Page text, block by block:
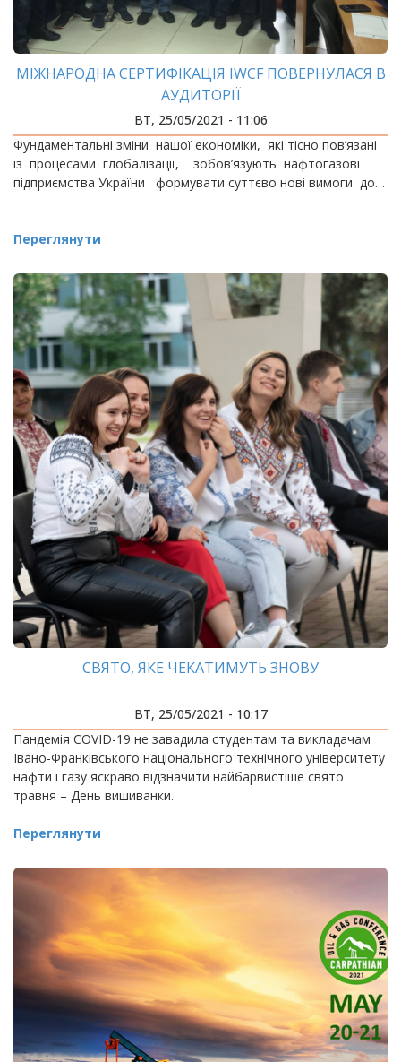
МІЖНАРОДНА СЕРТИФІКАЦІЯ IWCF ПОВЕРНУЛАСЯ В
АУДИТОРІЇ
ВТ, 25/05/2021 - 11:06
Фундаментальні зміни нашої економіки, які тісно пов’язані
із процесами глобалізації, зобов’язують нафтогазові
підприємства України формувати суттєво нові вимоги до…
Переглянути
СВЯТО, ЯКЕ ЧЕКАТИМУТЬ ЗНОВУ
ВТ, 25/05/2021 - 10:17
Пандемія COVID-19 не завадила студентам та викладачам
Івано-Франківського національного технічного університету
нафти і газу яскраво відзначити найбарвистіше свято
травня – День вишиванки.
Переглянути